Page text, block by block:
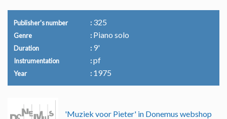
Publisher's number 325
Genre Piano solo
Duration 9'
Instrumentation pf
Year 1975
'Muziek voor Pieter' in Donemus webshop